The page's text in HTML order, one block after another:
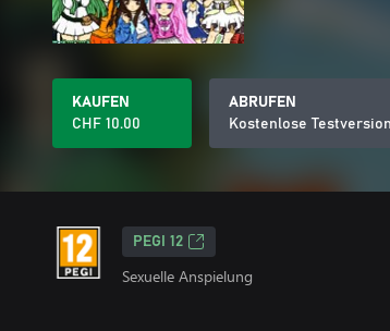
KAUFEN
CHF 10.00
ABRUFEN
Kostenlose Testversion
PEGI 12
Sexuelle Anspielung